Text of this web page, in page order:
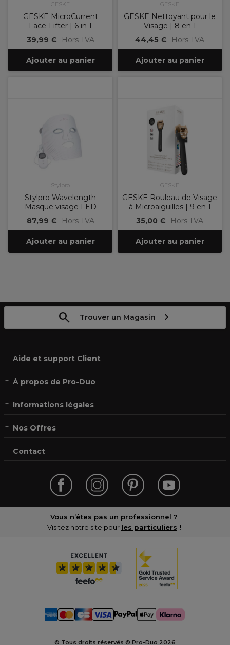
GESKE
GESKE MicroCurrent
Face-Lifter | 6 in 1
39,99 €
Hors TVA
Ajouter au panier
GESKE
GESKE Nettoyant pour le
Visage | 8 en 1
44,45 €
Hors TVA
Ajouter au panier
Stylpro
Stylpro Wavelength
Masque visage LED
87,99 €
Hors TVA
Ajouter au panier
GESKE
GESKE Rouleau de Visage
à Microaiguilles | 9 en 1
35,00 €
Hors TVA
Ajouter au panier
Trouver un Magasin
Aide et support Client
À propos de Pro-Duo
Informations légales
Nos Offres
Contact
Vous n’êtes pas un professionnel ?
Visitez notre site pour les particuliers !
© Tous droits réservés © Pro-Duo 2026